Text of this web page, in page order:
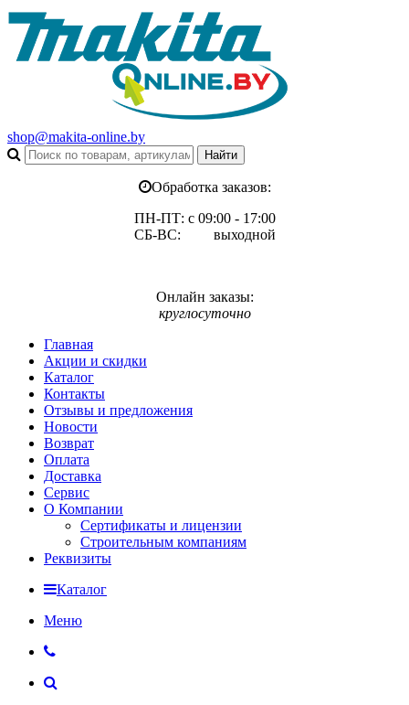
shop@makita-online.by
Обработка заказов:
ПН-ПТ: с 09:00 - 17:00
СБ-ВС: выходной
Онлайн заказы:
круглосуточно
Главная
Акции и скидки
Каталог
Контакты
Отзывы и предложения
Новости
Возврат
Оплата
Доставка
Сервис
О Компании
Сертификаты и лицензии
Строительным компаниям
Реквизиты
Каталог
Меню